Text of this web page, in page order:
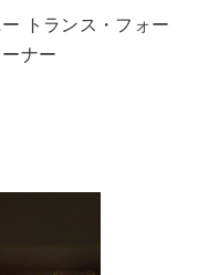
トランス・フォー
ナー